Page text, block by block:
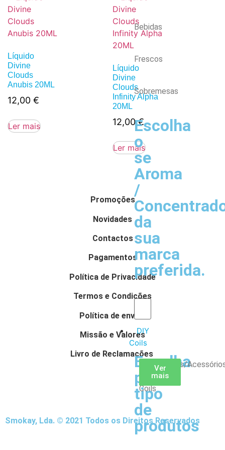
Bebidas
Frescos
Sobremesas
Escolha
o
se
Aroma
/
da
sua
marca
preferida.
DIY
Coils
Escolha
por
tipo
de
produtos
Arame
Coils
Ver
mais
Algodão
Ver
mais
Ferramentas/
Ver
mais
Líquido
Divine
Clouds
Anubis 20ML
12,00 €
Ler mais
Líquido
Divine
Clouds
Infinity Alpha
20ML
12,00€
Ler mais
Promoções
Novidades
Contactos
Pagamentos
Política de Privacidade
Termos e Condições
Política de envios
Missão e Valores
Livro de Reclamações
Smokay, Lda. © 2021 Todos os Direitos Reservados